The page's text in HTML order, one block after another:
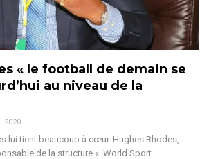
« le football de demain se
au niveau de la
2020
lui tient beaucoup à cœur. Hughes Rhodes,
de la structure « World Sport